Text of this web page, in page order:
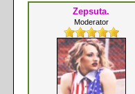
Zepsuta.
Moderator